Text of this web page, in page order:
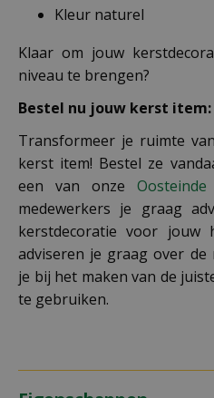
Kleur naturel
Klaar om jouw
niveau te brengen?
Bestel nu jouw kerst item:
Transformeer je ruimte
kerst item! Bestel ze
een van onze
medewerkers je graag
kerstdecoratie voor jouw
adviseren je graag over de
je bij het maken van de
te gebruiken.